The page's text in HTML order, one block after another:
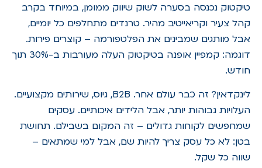
טיקטוק נכנסה בסערה לשוק שיווק ממומן, במיוחד בקרב
קהל צעיר וקריאייטיב מהיר. טרנדים מתחלפים כל יומיים,
אבל מותגים שמבינים את הפלטפורמה – קוצרים פירות.
דוגמה: קמפיין אופנה בטיקטוק העלה מעורבות ב-30% תוך
חודש.
לינקדאין? זה כבר עולם אחר. B2B, גיוס, שירותים מקצועיים.
העלויות גבוהות יותר, אבל הלידים איכותיים. עסקים
שמחפשים לקוחות גדולים – זה המקום בשבילם. תחושת
בטן: לא כל עסק צריך להיות שם, אבל למי שמתאים –
שווה כל שקל.